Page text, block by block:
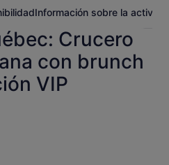
Información sobre la
Crucero
con brunch
VIP